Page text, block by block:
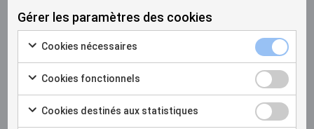
Groupe façonnent le débat sur
Gérer les paramètres des cookies
Cookies nécessaires
Cookies fonctionnels
Cookies destinés aux statistiques